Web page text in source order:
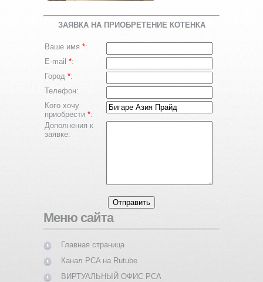
ЗАЯВКА НА ПРИОБРЕТЕНИЕ КОТЕНКА
Ваше имя *:
E-mail *:
Город *:
Телефон:
Кого хочу
приобрести *:
Дополнения к
заявке:
Меню сайта
Главная страница
Канал PCA на Rutube
ВИРТУАЛЬНЫЙ ОФИС PCA